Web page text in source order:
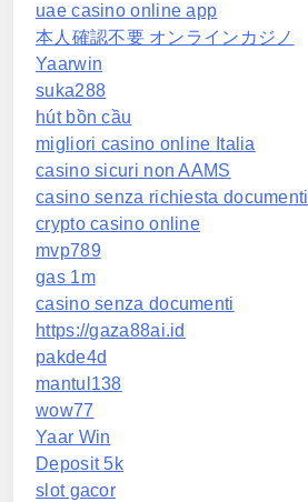
uae casino online app
本人確認不要 オンラインカジノ
Yaarwin
suka288
hút bồn cầu
migliori casino online Italia
casino sicuri non AAMS
casino senza richiesta documenti
crypto casino online
mvp789
gas 1m
casino senza documenti
https://gaza88ai.id
pakde4d
mantul138
wow77
Yaar Win
Deposit 5k
slot gacor